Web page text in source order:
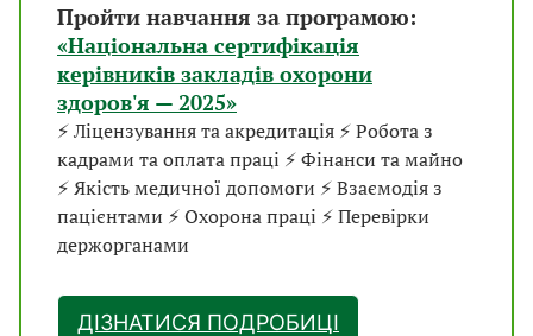
Пройти навчання за програмою:
«Національна сертифікація
керівників закладів охорони
здоров'я — 2025»
⚡ Ліцензування та акредитація ⚡ Робота з
кадрами та оплата праці ⚡ Фінанси та майно
⚡ Якість медичної допомоги ⚡ Взаємодія з
пацієнтами ⚡ Охорона праці ⚡ Перевірки
держорганами
ДІЗНАТИСЯ ПОДРОБИЦІ